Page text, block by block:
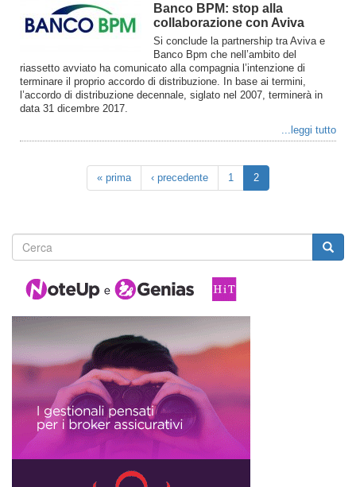
Banco BPM: stop alla
collaborazione con Aviva
Si conclude la partnership tra Aviva e
Banco Bpm che nell’ambito del
riassetto avviato ha comunicato alla compagnia l’intenzione di
terminare il proprio accordo di distribuzione. In base ai termini,
l’accordo di distribuzione decennale, siglato nel 2007, terminerà in
data 31 dicembre 2017.
...leggi tutto
« prima ‹ precedente 1 2
Form
di
ricerca